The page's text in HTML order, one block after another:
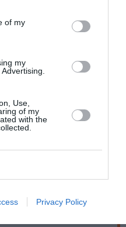
of my
my
Use,
of my
with the
Privacy Policy
20/07/2023